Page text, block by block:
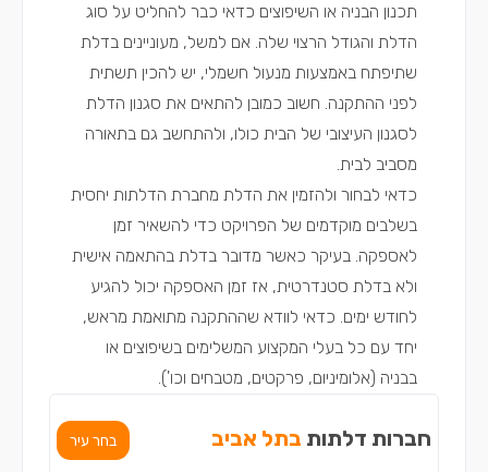
תכנון הבניה או השיפוצים כדאי כבר להחליט על סוג
הדלת והגודל הרצוי שלה. אם למשל, מעוניינים בדלת
שתיפתח באמצעות מנעול חשמלי, יש להכין תשתית
לפני ההתקנה. חשוב כמובן להתאים את סגנון הדלת
לסגנון העיצובי של הבית כולו, ולהתחשב גם בתאורה
מסביב לבית.
כדאי לבחור ולהזמין את הדלת מחברת הדלתות יחסית
בשלבים מוקדמים של הפרויקט כדי להשאיר זמן
לאספקה. בעיקר כאשר מדובר בדלת בהתאמה אישית
ולא בדלת סטנדרטית, אז זמן האספקה יכול להגיע
לחודש ימים. כדאי לוודא שההתקנה מתואמת מראש,
יחד עם כל בעלי המקצוע המשלימים בשיפוצים או
בבניה (אלומיניום, פרקטים, מטבחים וכו').
חברות דלתות בתל אביב בחר עיר